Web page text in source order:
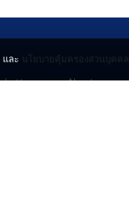
Lottery
About
และ นโยบายคุ้มครองส่วนบุคคล